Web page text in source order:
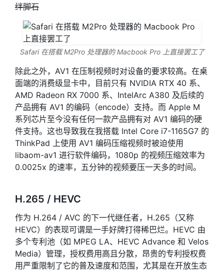
绊脚石
Safari 在搭载 M2Pro 处理器的 Macbook Pro 上直接罢工了
除此之外，AV1 在压制视频时对设备的要求较高。在桌
面端的消费级显卡中，目前只有 NVIDIA RTX 40 系、
AMD Radeon RX 7000 系、IntelArc A380 及后续的
产品拥有 AV1 的编码（encode）支持。而 Apple M
系列芯片至今没有任何一款产品拥有对 AV1 编码的硬
件支持。这也导致我在我搭载 Intel Core i7-1165G7 的
ThinkPad 上使用 AV1 编码压缩视频时被迫使用
libaom-av1 进行软件编码，1080p 的视频压缩效率为
0.0025x 的速率，五分钟的视频要压一天多的时间。
H.265 / HEVC
作为 H.264 / AVC 的下一代继任者，H.265（又称
HEVC）的表现可谓是一手好牌打得稀巴烂。HEVC 由
多个专利池（如 MPEG LA、HEVC Advance 和 Velos
Media）管理，授权费用高且分散，昂贵的专利授权费
用严重限制了它的普及速度和范围，尤其是在开放生态